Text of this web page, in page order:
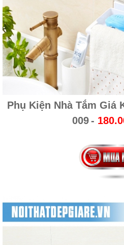
Phụ Kiện Nhà Tắm Giá
009 -